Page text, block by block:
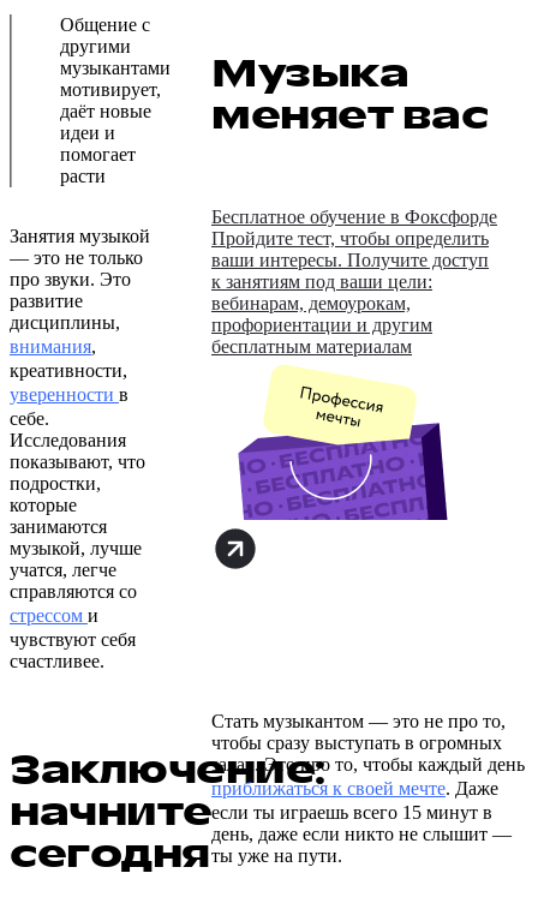
Общение с
другими
музыкантами
мотивирует,
даёт новые
идеи и
помогает
расти
Музыка
меняет вас
Занятия музыкой
— это не только
про звуки. Это
развитие
дисциплины,
внимания,
креативности,
уверенности в
себе.
Исследования
показывают, что
подростки,
которые
занимаются
музыкой, лучше
учатся, легче
справляются со
стрессом и
чувствуют себя
счастливее.
Бесплатное обучение в Фоксфорде
Пройдите тест, чтобы определить
ваши интересы. Получите доступ
к занятиям под ваши цели:
вебинарам, демоурокам,
профориентации и другим
бесплатным материалам
Заключение:
начните
сегодня
Стать музыкантом — это не про то,
чтобы сразу выступать в огромных
залах. Это про то, чтобы каждый день
приближаться к своей мечте. Даже
если ты играешь всего 15 минут в
день, даже если никто не слышит —
ты уже на пути.